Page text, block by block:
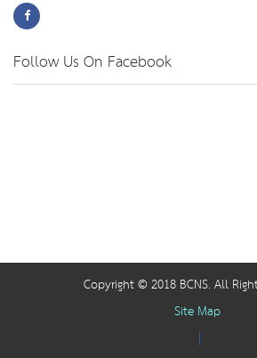
Follow Us On Facebook
Copyright © 2018 BCNS. All
Site Map
|